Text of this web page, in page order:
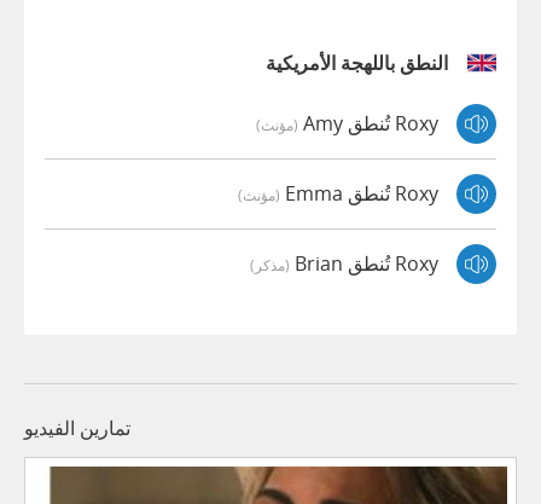
النطق باللهجة الأمريكية
Roxy تُنطق Amy (مؤنث)
Roxy تُنطق Emma (مؤنث)
Roxy تُنطق Brian (مذكر)
تمارين الفيديو